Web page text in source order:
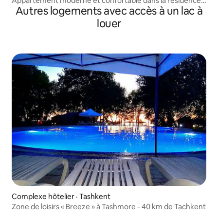
Anhor
Autres logements avec accès à un lac à
louer
Complexe hôtelier · Tashkent
Zone de loisirs « Breeze » à Tashmore - 40 km de Tachkent